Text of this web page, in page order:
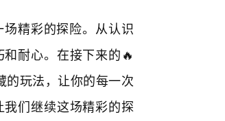
精彩的探险。从认识
耐心。在接下来的🔥
的玩法，让你的每一次
我们继续这场精彩的探